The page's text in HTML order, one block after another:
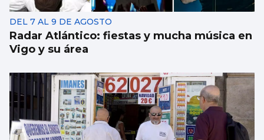
DEL 7 AL 9 DE AGOSTO
Radar Atlántico: fiestas y mucha música en
Vigo y su área